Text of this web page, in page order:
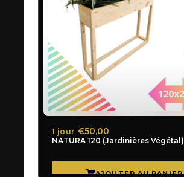
NATURA 120 (Jardinières Végétal)
1 jour €50,00